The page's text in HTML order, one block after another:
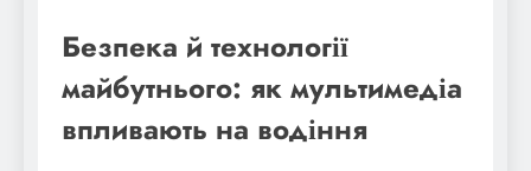
Безпека й технології
майбутнього: як мультимедіа
впливають на водіння